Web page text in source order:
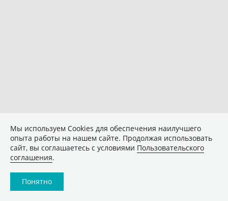
Мы используем Сookies для обеспечения наилучшего
опыта работы на нашем сайте. Продолжая использовать
сайт, вы соглашаетесь с условиями Пользовательского
соглашения.
Понятно